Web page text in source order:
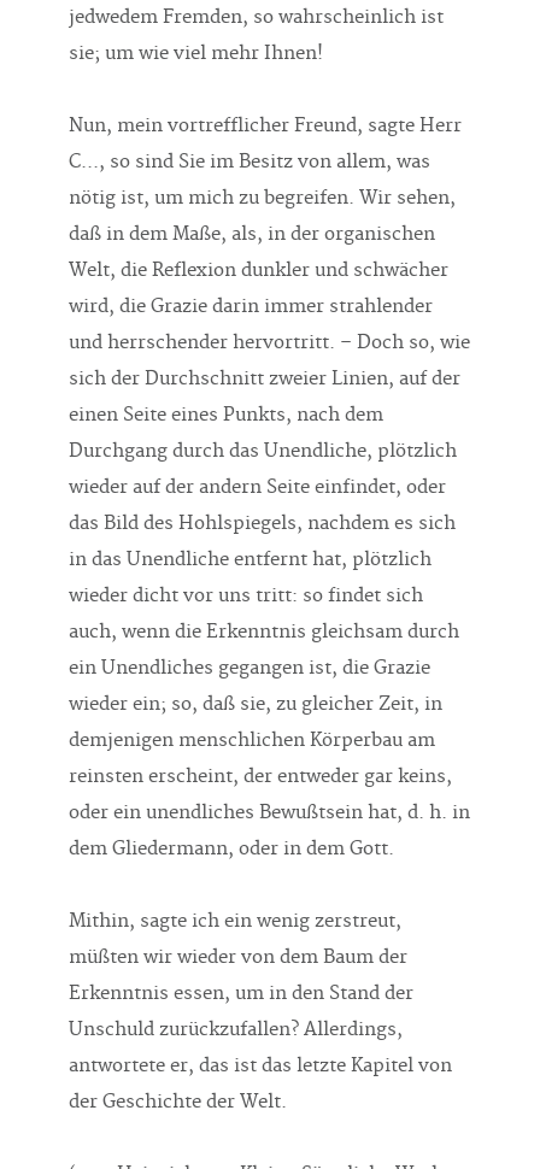
jedwedem Fremden, so wahrscheinlich ist
sie; um wie viel mehr Ihnen!
Nun, mein vortrefflicher Freund, sagte Herr
C..., so sind Sie im Besitz von allem, was
nötig ist, um mich zu begreifen. Wir sehen,
daß in dem Maße, als, in der organischen
Welt, die Reflexion dunkler und schwächer
wird, die Grazie darin immer strahlender
und herrschender hervortritt. – Doch so, wie
sich der Durchschnitt zweier Linien, auf der
einen Seite eines Punkts, nach dem
Durchgang durch das Unendliche, plötzlich
wieder auf der andern Seite einfindet, oder
das Bild des Hohlspiegels, nachdem es sich
in das Unendliche entfernt hat, plötzlich
wieder dicht vor uns tritt: so findet sich
auch, wenn die Erkenntnis gleichsam durch
ein Unendliches gegangen ist, die Grazie
wieder ein; so, daß sie, zu gleicher Zeit, in
demjenigen menschlichen Körperbau am
reinsten erscheint, der entweder gar keins,
oder ein unendliches Bewußtsein hat, d. h. in
dem Gliedermann, oder in dem Gott.
Mithin, sagte ich ein wenig zerstreut,
müßten wir wieder von dem Baum der
Erkenntnis essen, um in den Stand der
Unschuld zurückzufallen? Allerdings,
antwortete er, das ist das letzte Kapitel von
der Geschichte der Welt.